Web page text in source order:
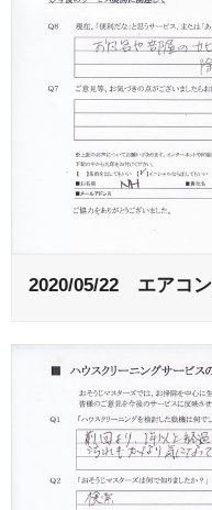
2020/05/22 エアコ